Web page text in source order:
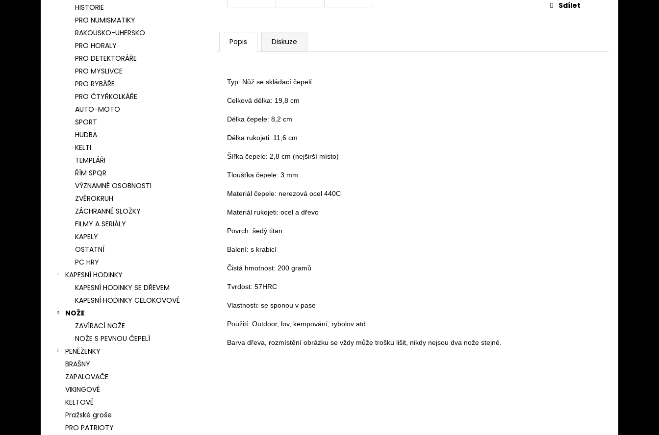
HISTORIE
PRO NUMISMATIKY
RAKOUSKO-UHERSKO
PRO HORALY
PRO DETEKTORÁŘE
PRO MYSLIVCE
PRO RYBÁŘE
PRO ČTYŘKOLKÁŘE
AUTO-MOTO
SPORT
HUDBA
KELTI
TEMPLÁŘI
ŘÍM SPQR
VÝZNAMNÉ OSOBNOSTI
ZVĚROKRUH
ZÁCHRANNÉ SLOŽKY
FILMY A SERIÁLY
KAPELY
OSTATNÍ
PC HRY
KAPESNÍ HODINKY
KAPESNÍ HODINKY SE DŘEVEM
KAPESNÍ HODINKY CELOKOVOVÉ
NOŽE
ZAVÍRACÍ NOŽE
NOŽE S PEVNOU ČEPELÍ
PENĚŽENKY
BRAŠNY
ZAPALOVAČE
VIKINGOVÉ
KELTOVÉ
Pražské groše
PRO PATRIOTY
Sdílet
Popis Diskuze
Typ: Nůž se skládací čepelí
Celková délka: 19,8 cm
Délka čepele: 8,2 cm
Délka rukojeti: 11,6 cm
Šířka čepele: 2,8 cm (nejširší místo)
Tloušťka čepele: 3 mm
Materiál čepele: nerezová ocel 440C
Materiál rukojeti: ocel a dřevo
Povrch: šedý titan
Balení: s krabicí
Čistá hmotnost: 200 gramů
Tvrdost: 57HRC
Vlastnosti: se sponou v pase
Použití: Outdoor, lov, kempování, rybolov atd.
Barva dřeva, rozmístění obrázku se vždy může trošku lišit, nikdy nejsou dva nože stejné.